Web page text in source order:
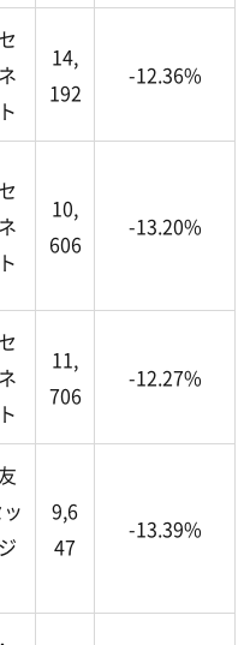
14,
192
-12.36%
10,
606
-13.20%
11,
706
-12.27%
9,6
47
-13.39%